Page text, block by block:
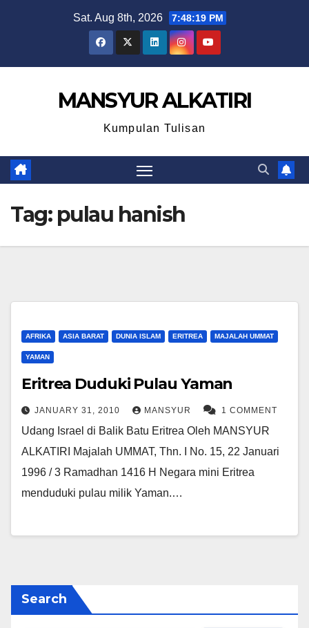
Sat. Aug 8th, 2026 7:48:19 PM
MANSYUR ALKATIRI
Kumpulan Tulisan
Tag: pulau hanish
AFRIKA ASIA BARAT DUNIA ISLAM ERITREA MAJALAH UMMAT
YAMAN
Eritrea Duduki Pulau Yaman
JANUARY 31, 2010 MANSYUR 1 COMMENT
Udang Israel di Balik Batu Eritrea Oleh MANSYUR
ALKATIRI Majalah UMMAT, Thn. I No. 15, 22 Januari
1996 / 3 Ramadhan 1416 H Negara mini Eritrea
menduduki pulau milik Yaman.…
Search